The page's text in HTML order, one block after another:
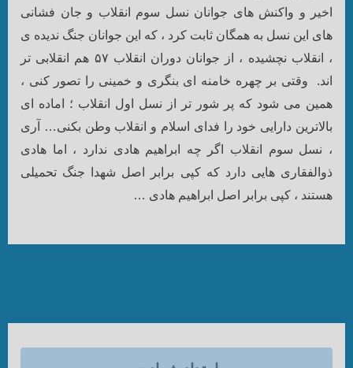
اخیر و واکنش های جوانان نسل سوم انقلاب و جان فشانی
های این نسل به همگان ثابت کرد ، که این جوانان جنگ ندیده ی
، انقلاب نچشیده ، از جوانان دوران انقلاب ۵۷ هم انقلابی تر
اند.
وقتی بر چهره خامنه ای بنگری و خمینی را تصور کنی ،
همین می شود که پر شور تر از نسل اول انقلاب ؛ اماده ای
بالاترین دارایی خود را فدای اسلام و انقلاب وطن بکنی…
آری
، نسل سوم انقلاب اگر چه ابراهیم هادی ندارد ، اما هادی
ذوالفقاری هایی دارد که کپی برابر اصل شهدا جنگ تحمیلی
هستند ، کپی برابر اصل ابراهیم هادی …